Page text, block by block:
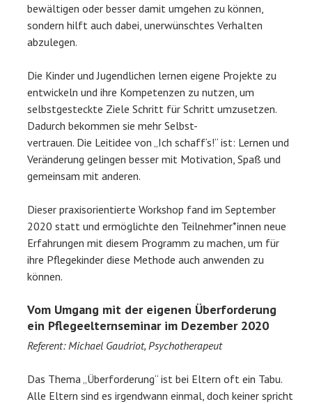
bewältigen oder besser damit umgehen zu können,
sondern hilft auch dabei, unerwünschtes Verhalten
abzulegen.
Die Kinder und Jugendlichen lernen eigene Projekte zu
entwickeln und ihre Kompetenzen zu nutzen, um
selbstgesteckte Ziele Schritt für Schritt umzusetzen.
Dadurch bekommen sie mehr Selbst-
vertrauen. Die Leitidee von „Ich schaff‘s!“ ist: Lernen und
Veränderung gelingen besser mit Motivation, Spaß und
gemeinsam mit anderen.
Dieser praxisorientierte Workshop fand im September
2020 statt und ermöglichte den Teilnehmer*innen neue
Erfahrungen mit diesem Programm zu machen, um für
ihre Pflegekinder diese Methode auch anwenden zu
können.
Vom Umgang mit der eigenen Überforderung
ein Pflegeelternseminar im Dezember 2020
Referent: Michael Gaudriot, Psychotherapeut
Das Thema „Überforderung“ ist bei Eltern oft ein Tabu.
Alle Eltern sind es irgendwann einmal, doch keiner spricht